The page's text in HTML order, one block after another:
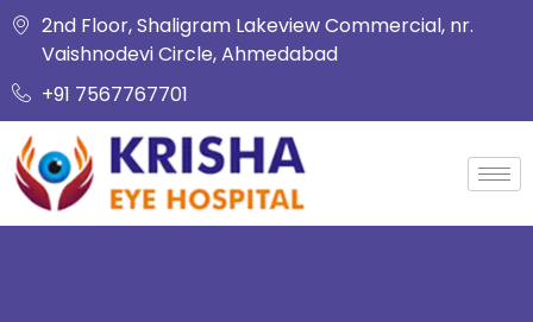
2nd Floor, Shaligram Lakeview Commercial, nr.
Vaishnodevi Circle, Ahmedabad
+91 7567767701